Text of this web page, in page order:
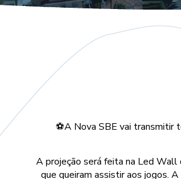
⚽️A Nova SBE vai transmitir
A projeção será feita na Led Wall
que queiram assistir aos jogos.